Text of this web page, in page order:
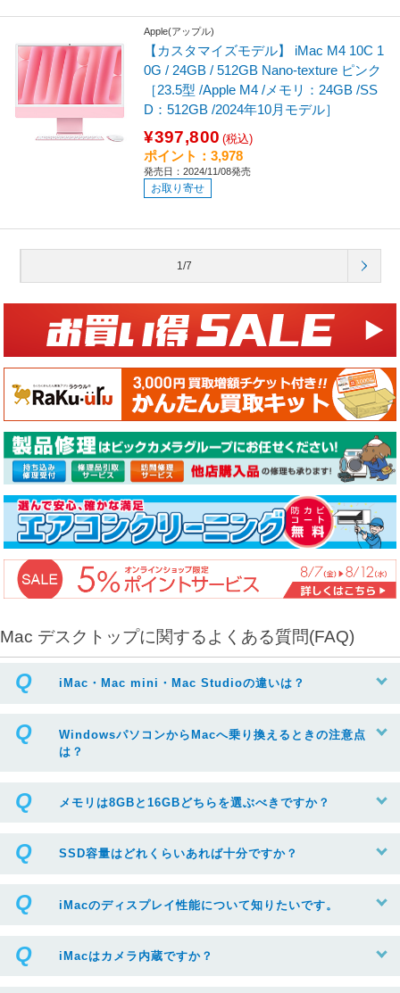
Apple(アップル)
【カスタマイズモデル】 iMac M4 10C 1
0G / 24GB / 512GB Nano-texture ピンク
［23.5型 /Apple M4 /メモリ：24GB /SS
D：512GB /2024年10月モデル］
¥397,800 (税込)
ポイント：3,978
発売日：2024/11/08発売
お取り寄せ
1/7
Mac デスクトップに関するよくある質問(FAQ)
iMac・Mac mini・Mac Studioの違いは？
WindowsパソコンからMacへ乗り換えるときの注意点
は？
メモリは8GBと16GBどちらを選ぶべきですか？
SSD容量はどれくらいあれば十分ですか？
iMacのディスプレイ性能について知りたいです。
iMacはカメラ内蔵ですか？